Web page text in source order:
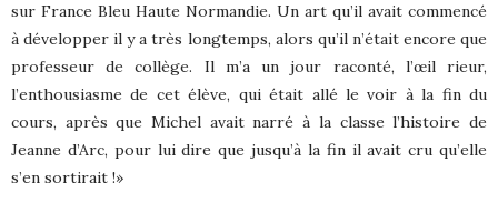
sur France Bleu Haute Normandie. Un art qu’il avait commencé
à développer il y a très longtemps, alors qu’il n’était encore que
professeur de collège. Il m’a un jour raconté, l’œil rieur,
l’enthousiasme de cet élève, qui était allé le voir à la fin du
cours, après que Michel avait narré à la classe l’histoire de
Jeanne d’Arc, pour lui dire que jusqu’à la fin il avait cru qu’elle
s’en sortirait !»